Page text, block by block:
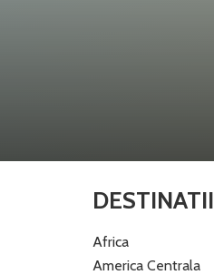
DESTINATII
Africa
America Centrala